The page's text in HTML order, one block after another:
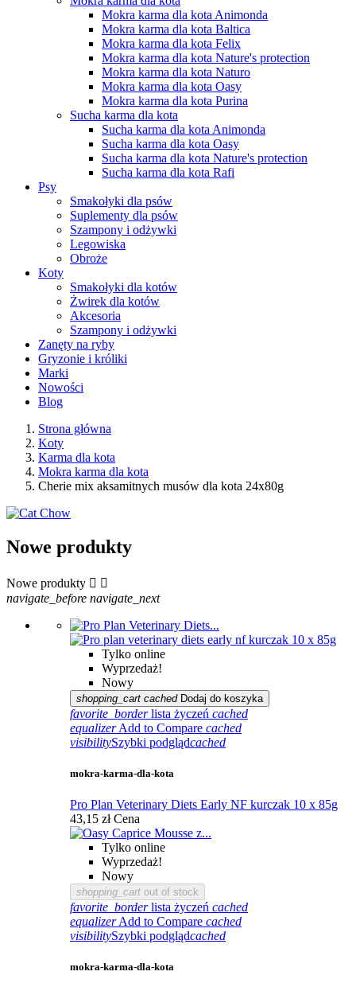
Mokra karma dla kota Animonda
Mokra karma dla kota Baltica
Mokra karma dla kota Felix
Mokra karma dla kota Nature's protection
Mokra karma dla kota Naturo
Mokra karma dla kota Oasy
Mokra karma dla kota Purina
Sucha karma dla kota
Sucha karma dla kota Animonda
Sucha karma dla kota Oasy
Sucha karma dla kota Nature's protection
Sucha karma dla kota Rafi
Psy
Smakołyki dla psów
Suplementy dla psów
Szampony i odżywki
Legowiska
Obroże
Koty
Smakołyki dla kotów
Żwirek dla kotów
Akcesoria
Szampony i odżywki
Zanęty na ryby
Gryzonie i króliki
Marki
Nowości
Blog
Strona główna
Koty
Karma dla kota
Mokra karma dla kota
Cherie mix aksamitnych musów dla kota 24x80g
Nowe produkty
Nowe produkty  
navigate_before navigate_next
Tylko online
Wyprzedaż!
Nowy
shopping_cart cached Dodaj do koszyka
favorite_border lista życzeń cached
equalizer Add to Compare cached
visibilitySzybki podglądcached
mokra-karma-dla-kota
Pro Plan Veterinary Diets Early NF kurczak 10 x 85g
43,15 zł Cena
Tylko online
Wyprzedaż!
Nowy
shopping_cart out of stock
favorite_border lista życzeń cached
equalizer Add to Compare cached
visibilitySzybki podglądcached
mokra-karma-dla-kota